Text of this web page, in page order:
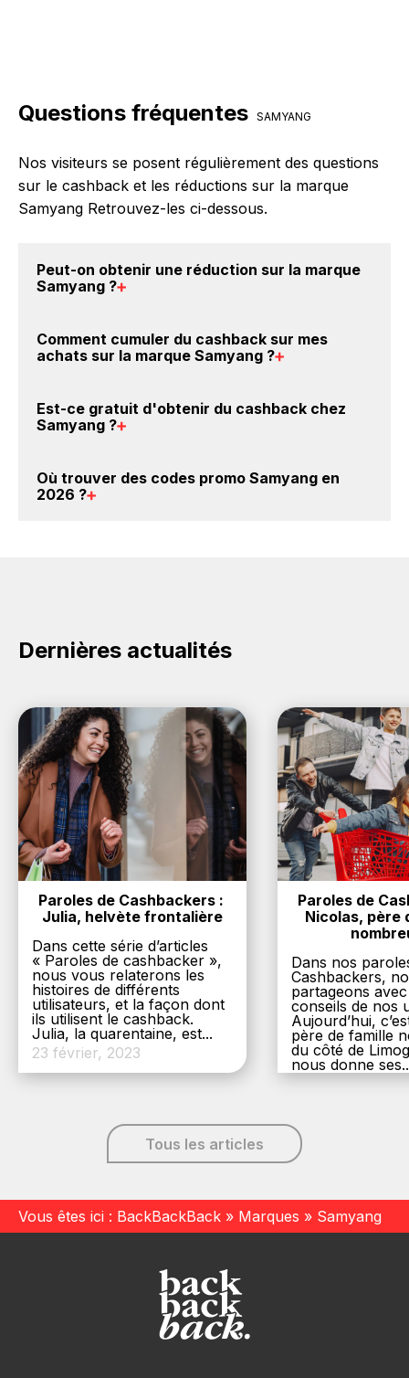
Questions fréquentes SAMYANG
Nos visiteurs se posent régulièrement des questions
sur le cashback et les réductions sur la marque
Samyang Retrouvez-les ci-dessous.
Peut-on obtenir une réduction sur la marque
Samyang ?
crédités sur votre cagnotte BackBackBack lorsque
vous achetez des produits de la marque Samyang
compte de vos éventuels bonus.
Comment cumuler du cashback sur mes
achats sur la marque Samyang ?
Samyang : Créez votre compte sur BackBackBack et
cliquez sur le bouton Activer le cashback, réalisez
dans votre cagnotte au plus tard 48h après votre
Est-ce gratuit d'obtenir du cashback chez
Samyang ?
compte gratuitement pour cumuler vos réductions
Où trouver des codes promo Samyang en
2026 ?
Dernières actualités
Paroles de Cashbackers :
Julia, helvète frontalière
Dans cette série d’articles
« Paroles de cashbacker »,
nous vous relaterons les
histoires de différents
utilisateurs, et la façon dont
ils utilisent le cashback.
Julia, la quarentaine, est...
23 février, 2023
Paroles de
Nicolas, père
Dans nos
Cashbackers,
partageons
conseils de nos
Aujourd’hui,
père de famille
du côté de
nous donne
Tous les articles
Vous êtes ici : BackBackBack » Marques » Samyang